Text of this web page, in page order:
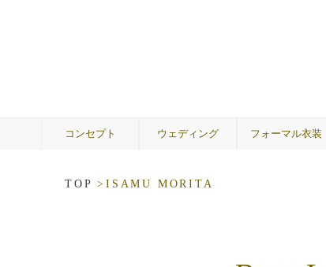
コンセプト ウェディング フォーマル衣装
TOP>ISAMU MORITA